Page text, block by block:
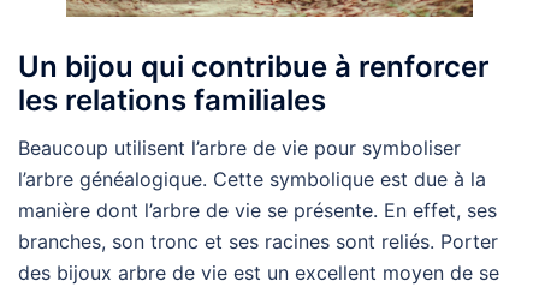
Un bijou qui contribue à renforcer
les relations familiales
Beaucoup utilisent l’arbre de vie pour symboliser
l’arbre généalogique. Cette symbolique est due à la
manière dont l’arbre de vie se présente. En effet, ses
branches, son tronc et ses racines sont reliés. Porter
des bijoux arbre de vie est un excellent moyen de se